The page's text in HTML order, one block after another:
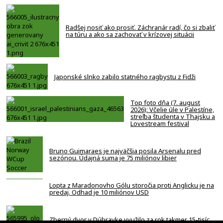
Radšej nosiť ako prosiť. Záchranár radí, čo si zbaliť
na túru a ako sa zachovať v krízovej situácii
Japonské slnko zabilo statného ragbystu z Fidži
Top foto dňa (7. august
2026): Včelie úle v Palestíne,
streľba študenta v Thajsku a
Lovestream festival
Bruno Guimaraes je najväčšia posila Arsenalu pred
sezónou. Údajná suma je 75 miliónov libier
Lopta z Maradonovho Gólu storočia proti Anglicku je na
predaj. Odhad je 10 miliónov USD
Zberný dvor v Dúbravke využilo za rok takmer 15-tisíc